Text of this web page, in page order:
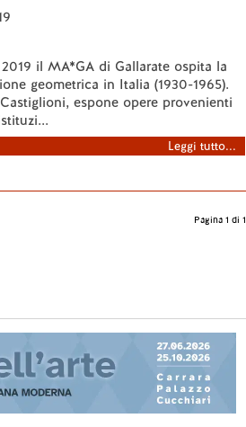
il MA*GA di Gallarate ospita la
geometrica in Italia (1930-1965).
espone opere provenienti
Leggi tutto...
Pagina 1 di 1